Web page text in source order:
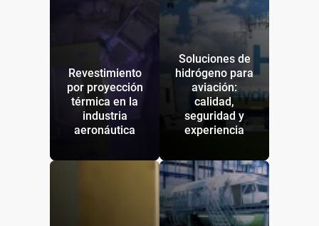
Revestimiento
por proyección
térmica en la
industria
aeronáutica
Soluciones de
hidrógeno para
aviación:
calidad,
seguridad y
experiencia